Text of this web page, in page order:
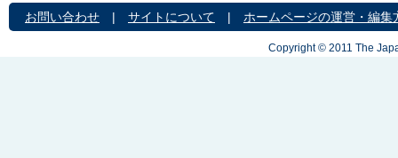
お問い合わせ | サイトについて | ホームページの運営・編集
Copyright © 2011 The